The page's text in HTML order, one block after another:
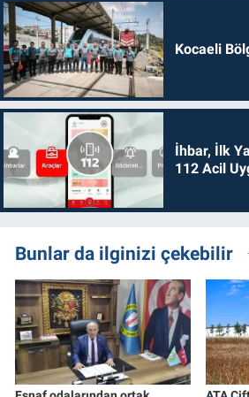
Kocaeli
İhbar, İlk
112 Acil
Bunlar da ilginizi çekebilir